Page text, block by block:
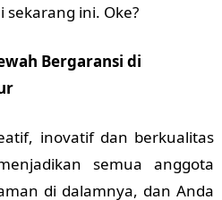
ini. Oke?
Bergaransi di
inovatif dan berkualitas
semua anggota
di dalamnya, dan Anda